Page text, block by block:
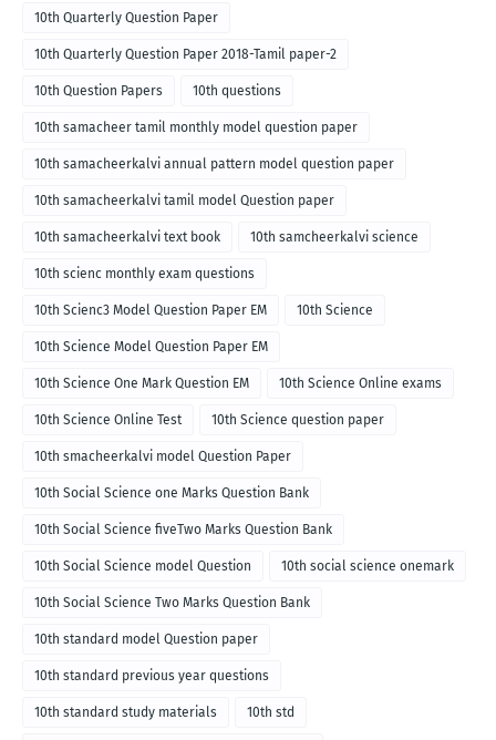
10th Quarterly Question Paper
10th Quarterly Question Paper 2018-Tamil paper-2
10th Question Papers 10th questions
10th samacheer tamil monthly model question paper
10th samacheerkalvi annual pattern model question paper
10th samacheerkalvi tamil model Question paper
10th samacheerkalvi text book 10th samcheerkalvi science
10th scienc monthly exam questions
10th Scienc3 Model Question Paper EM 10th Science
10th Science Model Question Paper EM
10th Science One Mark Question EM 10th Science Online exams
10th Science Online Test 10th Science question paper
10th smacheerkalvi model Question Paper
10th Social Science one Marks Question Bank
10th Social Science fiveTwo Marks Question Bank
10th Social Science model Question 10th social science onemark
10th Social Science Two Marks Question Bank
10th standard model Question paper
10th standard previous year questions
10th standard study materials 10th std